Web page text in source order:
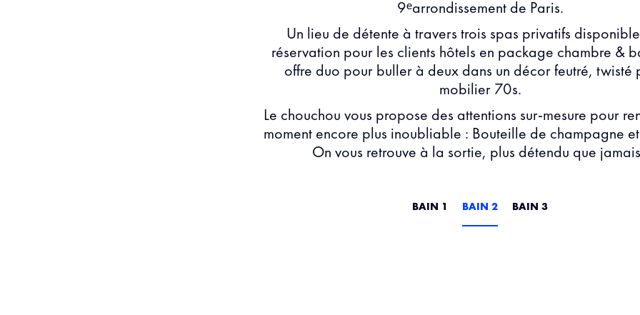
9ᵉarrondissement de Paris.
Un lieu de détente à travers trois spas privatifs
réservation pour les clients hôtels en package chambre &
offre duo pour buller à deux dans un décor feutré, twisté
mobilier 70s.
Le chouchou vous propose des attentions sur-mesure pour
moment encore plus inoubliable : Bouteille de champagne
On vous retrouve à la sortie, plus détendu que
BAIN 1 BAIN 2 BAIN 3